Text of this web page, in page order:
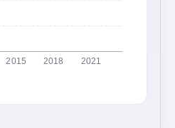
2015 2018 2021